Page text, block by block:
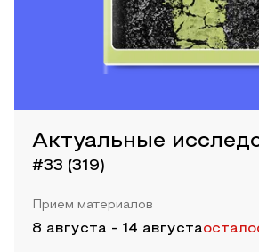
Актуальные
#33 (319)
Прием материалов
8 августа - 14 августа